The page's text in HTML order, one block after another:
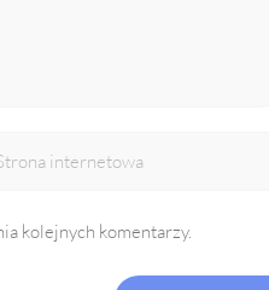
kolejnych komentarzy.